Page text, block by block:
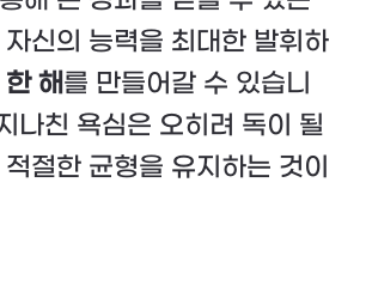
신의 능력을 최대한 발휘하
해를 만들어갈 수 있습니
나친 욕심은 오히려 독이 될
절한 균형을 유지하는 것이